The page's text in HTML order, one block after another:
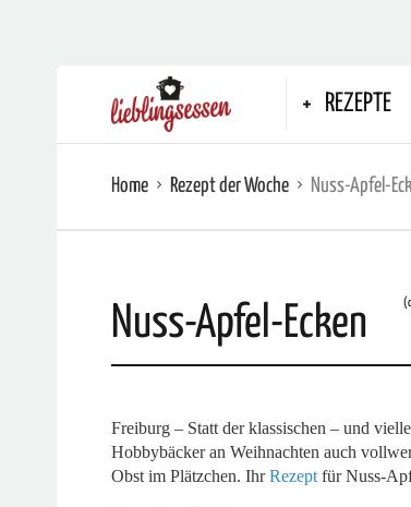
REZEPTE
Home Rezept der Woche Nuss-Apfel-
Nuss-Apfel-Ecken
Freiburg – Statt der klassischen – und
Hobbybäcker an Weihnachten auch
Obst im Plätzchen. IhrRezept für Nuss-